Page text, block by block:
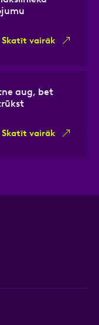
Skatīt vairāk
aug, bet
Skatīt vairāk